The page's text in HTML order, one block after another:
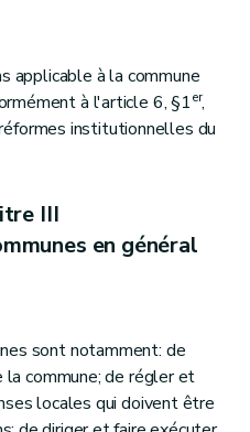
applicable à la commune
à l'article 6, §1er,
institutionnelles du
III
en général
sont notamment: de
commune; de régler et
locales qui doivent être